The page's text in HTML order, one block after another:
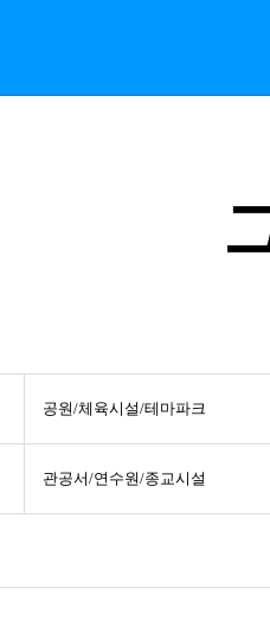
공원/체육시설/테마파크
관공서/연수원/종교시설